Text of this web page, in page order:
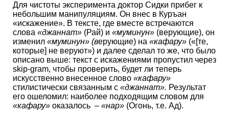
Для чистоты эксперимента доктор Сидки прибег к
небольшим манипуляциям. Он внес в Куръан
«искажение». В тексте, где вместе встречаются
слова «джаннат» (Рай) и «муминун» (верующие), он
изменил «муминун» (верующие) на «кафару» («[те,
которые] не веруют») и далее сделал то же, что было
описано выше: текст с искажениями пропустил через
skip-gram, чтобы проверить, будет ли теперь
искусственно внесенное слово «кафару»
стилистически связанным с «джаннат». Результат
его ошеломил: наиболее подходящим словом для
«кафару» оказалось – «нар» (Огонь, т.е. Ад).